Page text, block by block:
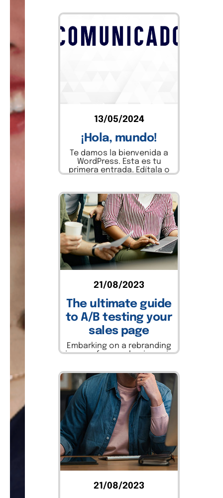
están ganando
Leer más
13/05/2024
¡Hola, mundo!
Te damos la bienvenida a
WordPress. Esta es tu
primera entrada. Edítala o
Leer más
21/08/2023
The ultimate guide
to A/B testing your
sales page
Embarking on a rebranding
journey for your business is
endeavor. A successful
rebrand can breathe new...
Leer más
21/08/2023